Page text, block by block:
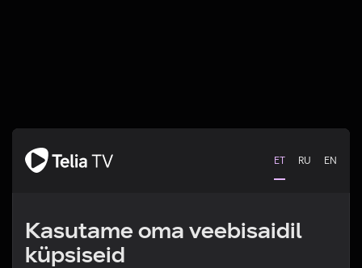
ET RU EN
Kasutame oma veebisaidil
küpsiseid